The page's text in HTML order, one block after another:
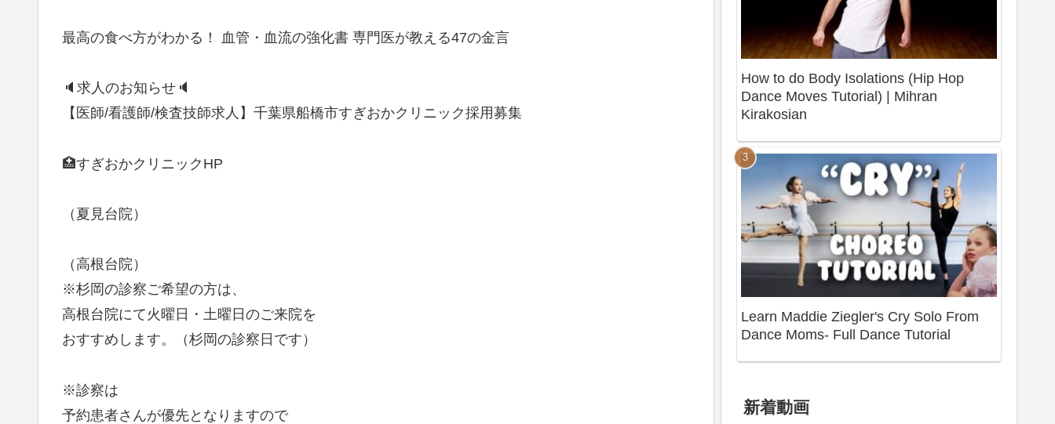
最高の食べ方がわかる！ 血管・血流の強化書 専門医が教える47の金言
🔈求人のお知らせ🔈
【医師/看護師/検査技師求人】千葉県船橋市すぎおかクリニック採用募集
🏥すぎおかクリニックHP
（夏見台院）
（高根台院）
※杉岡の診察ご希望の方は、
高根台院にて火曜日・土曜日のご来院を
おすすめします。（杉岡の診察日です）
※診察は
予約患者さんが優先となりますので
How to do Body Isolations (Hip Hop
Dance Moves Tutorial) | Mihran
Kirakosian
Learn Maddie Ziegler's Cry Solo From
Dance Moms- Full Dance Tutorial
新着動画